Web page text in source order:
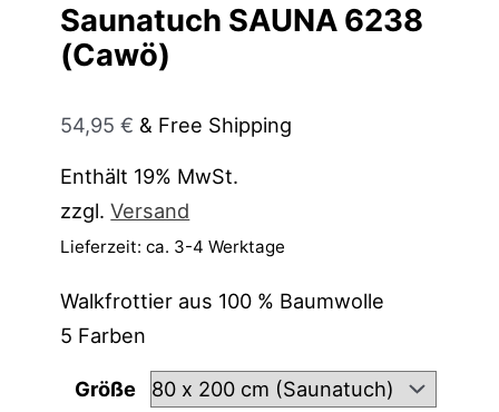
Saunatuch SAUNA 6238
(Cawö)
54,95€ & Free Shipping
Enthält 19% MwSt.
zzgl.Versand
Lieferzeit: ca. 3-4 Werktage
Walkfrottier aus 100 % Baumwolle
5 Farben
Größe